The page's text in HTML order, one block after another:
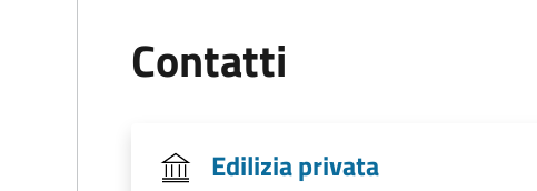
Contatti
Edilizia privata